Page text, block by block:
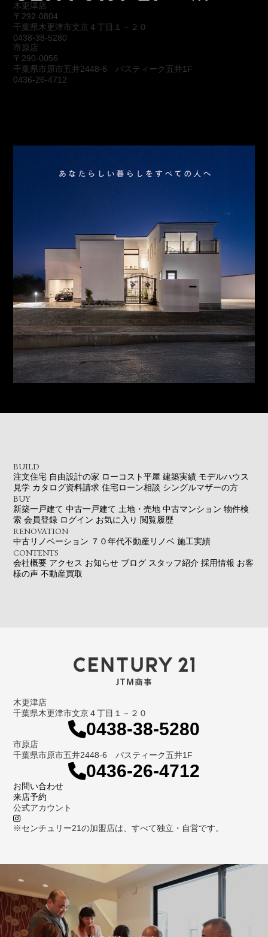
木更津店
〒292-0804
千葉県木更津市文京４丁目１－２０
0438-38-5280
市原店
〒290-0056
千葉県市原市五井2448-6 パスティーク五井1F
0436-26-4712
BUILD
注文住宅 自由設計の家 ローコスト平屋 建築実績 モデルハウス
見学 カタログ資料請求 住宅ローン相談 シングルマザーの方
BUY
新築一戸建て 中古一戸建て 土地・売地 中古マンション 物件検
索 会員登録 ログイン お気に入り 閲覧履歴
RENOVATION
中古リノベーション ７０年代不動産リノベ 施工実績
CONTENTS
会社概要 アクセス お知らせ ブログ スタッフ紹介 採用情報 お客
様の声 不動産買取
木更津店
千葉県木更津市文京４丁目１－２０
0438-38-5280
市原店
千葉県市原市五井2448-6 パスティーク五井1F
0436-26-4712
お問い合わせ
来店予約
公式アカウント
※センチュリー21の加盟店は、すべて独立・自営です。